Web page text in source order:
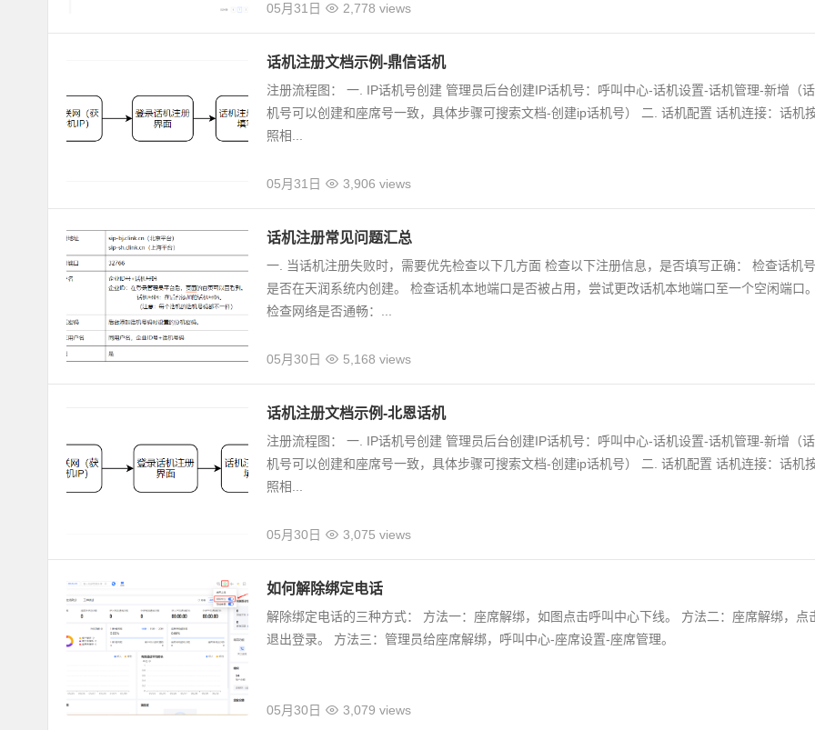
05月31日 2,778 views
话机注册文档示例-鼎信话机
注册流程图： 一. IP话机号创建 管理员后台创建IP话机号：呼叫中心-话机设置-话机管理-新增（话
机号可以创建和座席号一致，具体步骤可搜索文档-创建ip话机号） 二. 话机配置 话机连接：话机
照相...
05月31日 3,906 views
话机注册常见问题汇总
一. 当话机注册失败时，需要优先检查以下几方面 检查以下注册信息，是否填写正确： 检查话机号
是否在天润系统内创建。 检查话机本地端口是否被占用，尝试更改话机本地端口至一个空闲端口
检查网络是否通畅：...
05月30日 5,168 views
话机注册文档示例-北恩话机
注册流程图： 一. IP话机号创建 管理员后台创建IP话机号：呼叫中心-话机设置-话机管理-新增（话
机号可以创建和座席号一致，具体步骤可搜索文档-创建ip话机号） 二. 话机配置 话机连接：话机
照相...
05月30日 3,075 views
如何解除绑定电话
解除绑定电话的三种方式： 方法一：座席解绑，如图点击呼叫中心下线。 方法二：座席解绑，点
退出登录。 方法三：管理员给座席解绑，呼叫中心-座席设置-座席管理。
05月30日 3,079 views